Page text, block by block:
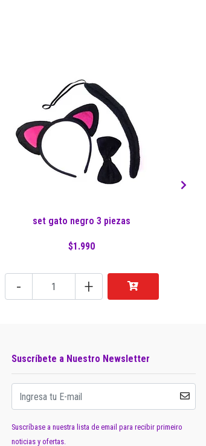
set gato negro 3 piezas
$1.990
- +
Suscríbete a Nuestro Newsletter
Suscríbase a nuestra lista de email para recibir primeiro
noticias y ofertas.